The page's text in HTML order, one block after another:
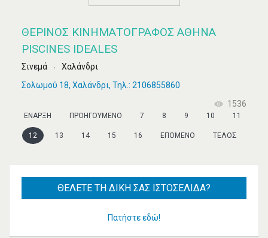
ΘΕΡΙΝΌΣ ΚΙΝΗΜΑΤΟΓΡΆΦΟΣ ΑΘΗΝΑ
PISCINES IDEALES
Σινεμά
Χαλάνδρι
Σολωμού 18, Χαλάνδρι, Τηλ.: 2106855860
1536
ΈΝΑΡΞΗ ΠΡΟΗΓΟΎΜΕΝΟ 7 8 9 10 11
12 13 14 15 16 ΕΠΌΜΕΝΟ ΤΈΛΟΣ
ΘΈΛΕΤΕ ΤΗ ΔΙΚΉ ΣΑΣ ΙΣΤΟΣΕΛΊΔΑ?
Πατήστε εδώ!